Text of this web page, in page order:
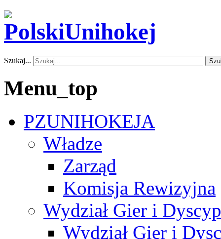
Szukaj...
Menu_top
PZUNIHOKEJA
Władze
Zarząd
Komisja Rewizyjna
Wydział Gier i
Wydział Gier i